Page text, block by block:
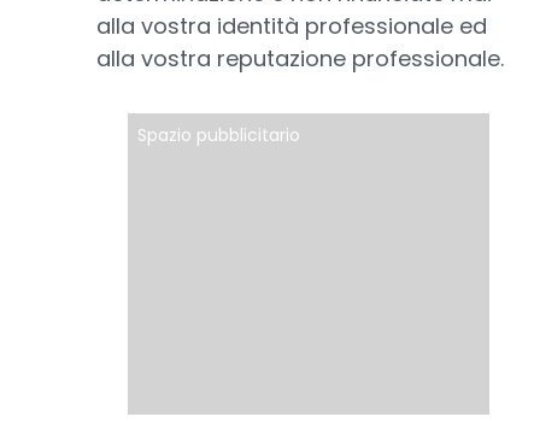
alla vostra identità professionale ed
alla vostra reputazione professionale.
Spazio pubblicitario